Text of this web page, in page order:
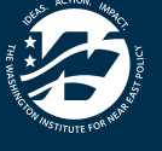
Homepage